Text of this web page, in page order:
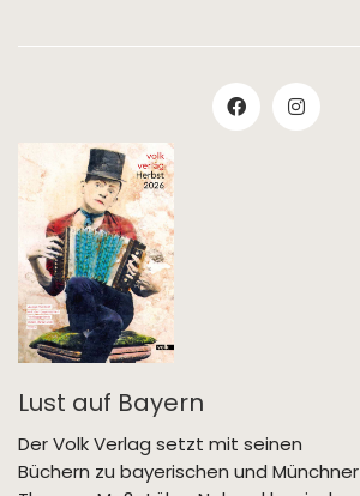
Lust auf Bayern
Der Volk Verlag setzt mit seinen
Büchern zu bayerischen und Münchner